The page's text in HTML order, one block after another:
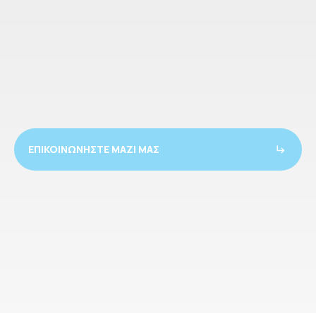
ΕΠΙΚΟΙΝΩΝΗΣΤΕ ΜΑΖΙ ΜΑΣ